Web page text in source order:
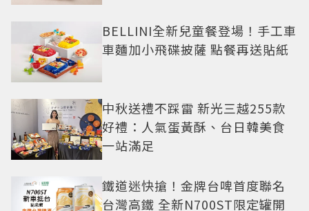
BELLINI全新兒童餐登場！手工車
車麵加小飛碟披薩 點餐再送貼紙
中秋送禮不踩雷 新光三越255款
好禮：人氣蛋黃酥、台日韓美食
一站滿足
鐵道迷快搶！金牌台啤首度聯名
台灣高鐵 全新N700ST限定罐開